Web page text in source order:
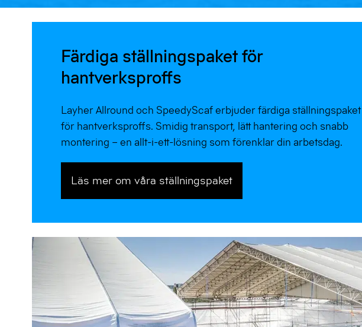
Färdiga ställningspaket för
hantverksproffs
Layher Allround och SpeedyScaf erbjuder färdiga ställningspaket
för hantverksproffs. Smidig transport, lätt hantering och snabb
montering – en allt-i-ett-lösning som förenklar din arbetsdag.
Läs mer om våra ställningspaket